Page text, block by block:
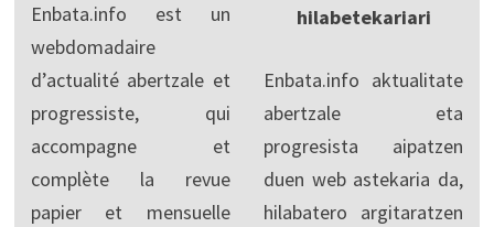
Enbata.info est un
webdomadaire
d’actualité abertzale et
progressiste, qui
accompagne et
complète la revue
papier et mensuelle
hilabetekariari
Enbata.info aktualitate
abertzale eta
progresista aipatzen
duen web astekaria da,
hilabatero argitaratzen